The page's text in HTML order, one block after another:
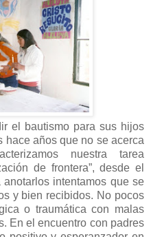
el bautismo para sus hijos
hace años que no se acerca
nuestra tarea
de frontera”, desde el
intentamos que se
y bien recibidos. No pocos
o traumática con malas
En el encuentro con padres